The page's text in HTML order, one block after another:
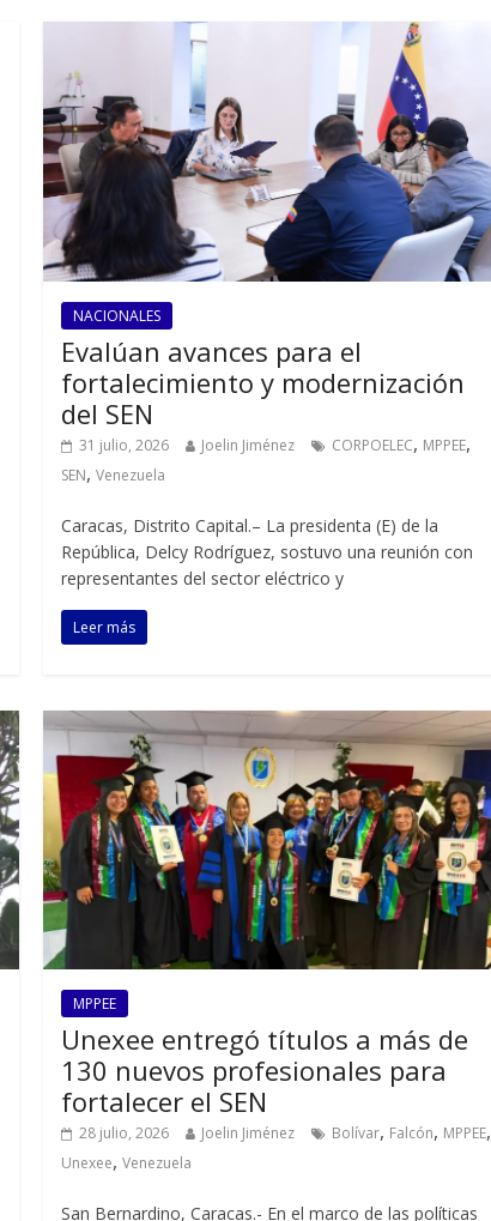
NACIONALES
Evalúan avances para el
fortalecimiento y modernización
del SEN
31 julio, 2026 Joelin Jiménez CORPOELEC, MPPEE,
SEN,Venezuela
Caracas, Distrito Capital.– La presidenta (E) de la
República, Delcy Rodríguez, sostuvo una reunión con
representantes del sector eléctrico y
Leer más
MPPEE
Unexee entregó títulos a más de
130 nuevos profesionales para
fortalecer el SEN
28 julio, 2026 Joelin Jiménez Bolívar, Falcón, MPPEE,
Unexee,Venezuela
San Bernardino, Caracas.- En el marco de las políticas